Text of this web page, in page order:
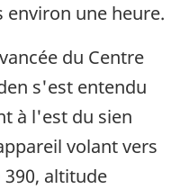
environ une heure.
du Centre
s'est entendu
à l'est du sien
volant vers
390, altitude